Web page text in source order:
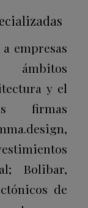
empresas
y el
firmas
Bolibar,
de